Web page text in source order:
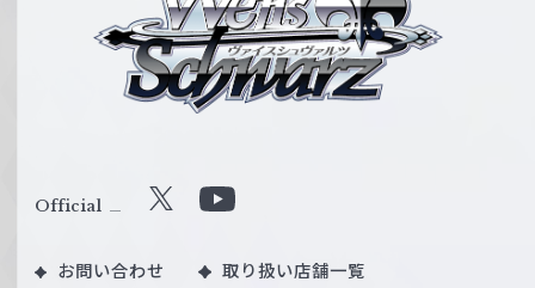
ス
ル
Official X
u
お問い合わせ 取り扱い店舗一覧